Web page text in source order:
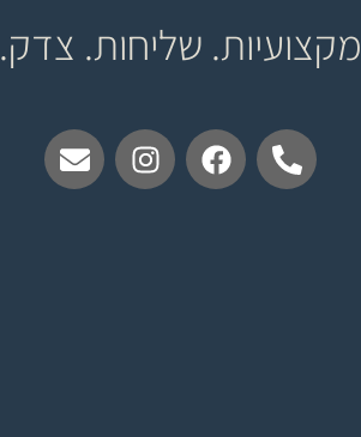
מקצועיות. שליחות. צדק.